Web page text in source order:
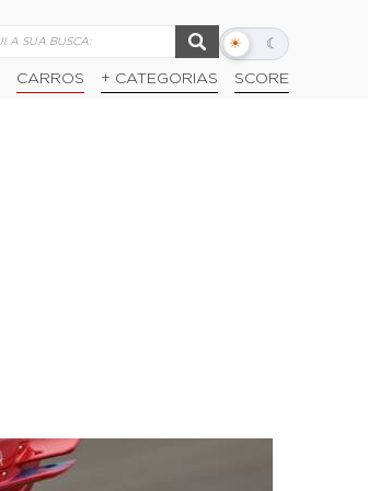
☀ ☾
Alternar
escuro
CARROS + CATEGORIAS SCORE